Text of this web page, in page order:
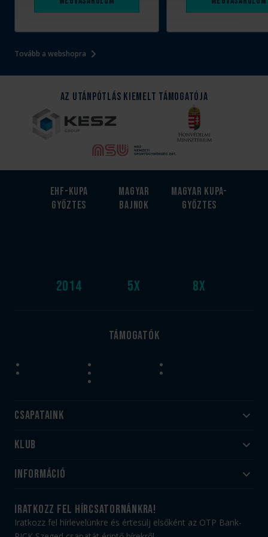
Tovább a webshopra
Az Utánpótlás kiemelt támogatója
EHF-Kupa
győztes
2014
Magyar
bajnok
5x
Magyar kupa-
győztes
8x
Támogatók
Csapataink
Felnőtt
Utánpótlás
Klub
#HandballFamily
Munkatársaink
PICK Aréna
Információ
Jegy- és bérletvásárlás
Webshop
iratkozz fel hírcsatornánkra!
Iratkozz fel hírlevelünkre és értesülj elsőként az OTP Bank-